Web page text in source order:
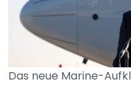
Das neue Marine-